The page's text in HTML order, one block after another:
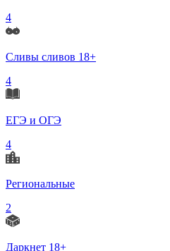
4
Сливы сливов 18+
4
ЕГЭ и ОГЭ
4
Региональные
2
Даркнет 18+